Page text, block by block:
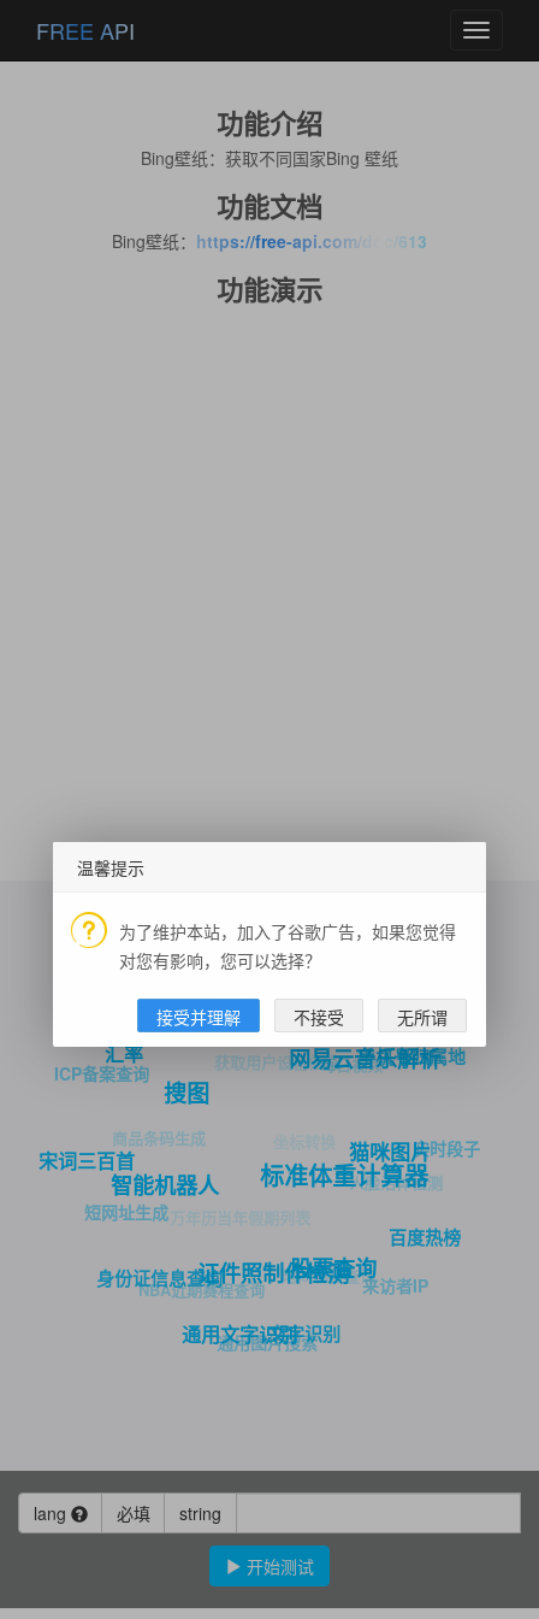
Toggle
FREE API
功能介绍
Bing壁纸：获取不同国家Bing 壁纸
功能文档
Bing壁纸： https://free-api.com/doc/613
功能演示
身份证信息查询
通用文字识别
证件照制作检测
智能机器人
宋词三百首
短网址生成
NBA近期赛程查询
通用图片搜索
文字识别
股票查询
标准体重计算器
搜图
汇率
ICP备案查询
商品条码生成
万年历当年假期列表
时间偏移查询来访者IP
百度热榜
猫咪图片
网易云音乐解析
骑行路径规划
菜品识别
获取用户设备信息
人脸活体检测
实时段子
手机号归属地
DeepSeek-百炼
每日视频
lang 必填 string
开始测试
温馨提示
为了维护本站，加入了谷歌广告，如果您觉得
对您有影响，您可以选择？
接受并理解 不接受 无所谓